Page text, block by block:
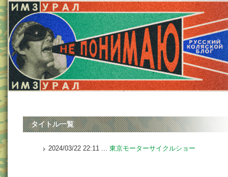
タイトル一覧
2024/03/22 22:11 ... 東京モーターサイクルショー